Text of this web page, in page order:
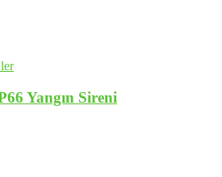
Yangın Sireni